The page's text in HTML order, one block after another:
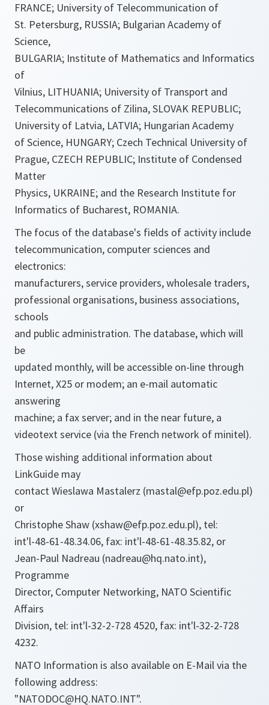
FRANCE; University of Telecommunication of
St. Petersburg, RUSSIA; Bulgarian Academy of
Science,
BULGARIA; Institute of Mathematics and Informatics
of
Vilnius, LITHUANIA; University of Transport and
Telecommunications of Zilina, SLOVAK REPUBLIC;
University of Latvia, LATVIA; Hungarian Academy
of Science, HUNGARY; Czech Technical University of
Prague, CZECH REPUBLIC; Institute of Condensed
Matter
Physics, UKRAINE; and the Research Institute for
Informatics of Bucharest, ROMANIA.
The focus of the database's fields of activity include
telecommunication, computer sciences and
electronics:
manufacturers, service providers, wholesale traders,
professional organisations, business associations,
schools
and public administration. The database, which will
be
updated monthly, will be accessible on-line through
Internet, X25 or modem; an e-mail automatic
answering
machine; a fax server; and in the near future, a
videotext service (via the French network of minitel).
Those wishing additional information about
LinkGuide may
contact Wieslawa Mastalerz (mastal@efp.poz.edu.pl)
or
Christophe Shaw (xshaw@efp.poz.edu.pl), tel:
int'l-48-61-48.34.06, fax: int'l-48-61-48.35.82, or
Jean-Paul Nadreau (nadreau@hq.nato.int),
Programme
Director, Computer Networking, NATO Scientific
Affairs
Division, tel: int'l-32-2-728 4520, fax: int'l-32-2-728
4232.
NATO Information is also available on E-Mail via the
following address:
"NATODOC@HQ.NATO.INT".